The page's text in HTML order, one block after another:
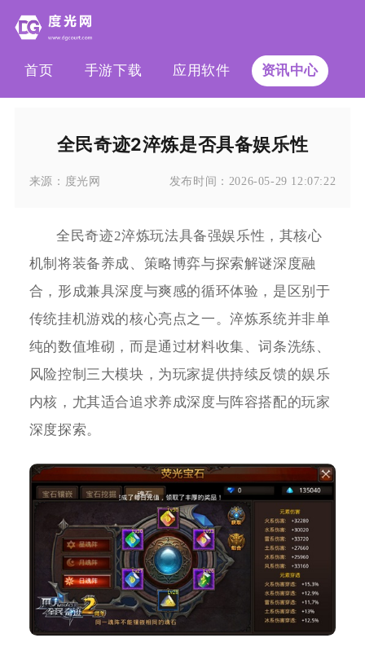
首页 手游下载 应用软件 资讯中心
全民奇迹2淬炼是否具备娱乐性
来源： 度光网 发布时间： 2026-05-29 12:07:22
全民奇迹2淬炼玩法具备强娱乐性，其核心
机制将装备养成、策略博弈与探索解谜深度融
合，形成兼具深度与爽感的循环体验，是区别于
传统挂机游戏的核心亮点之一。淬炼系统并非单
纯的数值堆砌，而是通过材料收集、词条洗练、
风险控制三大模块，为玩家提供持续反馈的娱乐
内核，尤其适合追求养成深度与阵容搭配的玩家
深度探索。